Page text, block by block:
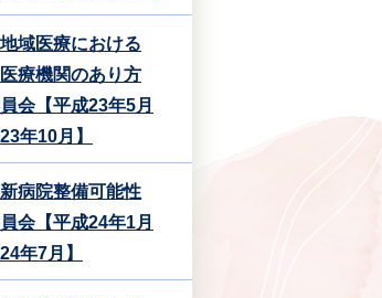
域医療における
療機関のあり方
会【平成23年5月
年10月】
病院整備可能性
会【平成24年1月
年7月】